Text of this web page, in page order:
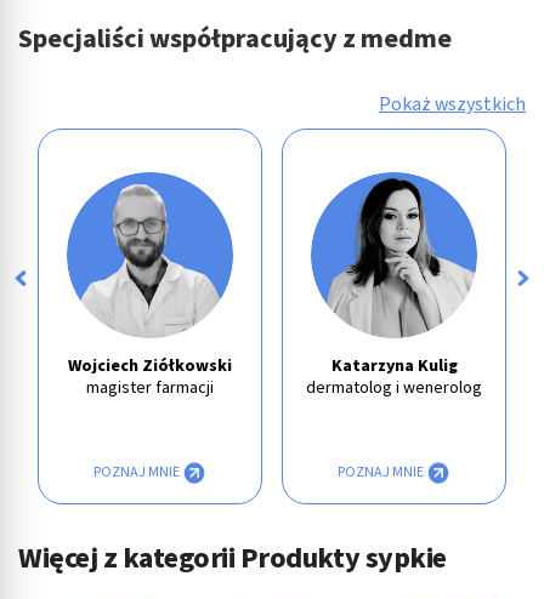
Specjaliści współpracujący z medme
Pokaż wszystkich
Wojciech Ziółkowski
magister farmacji
POZNAJ MNIE
Katarzyna Kulig
dermatolog i wenerolog
POZNAJ MNIE
Więcej z kategorii Produkty sypkie